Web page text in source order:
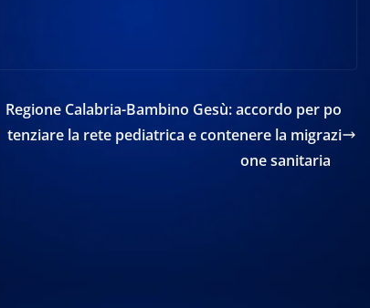
Regione Calabria-Bambino Gesù: accordo per po
tenziare la rete pediatrica e contenere la migrazi
one sanitaria